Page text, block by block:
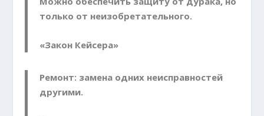
только от неизобретательного.
«Закон Кейсера»
Ремонт: замена одних неисправностей
другими.